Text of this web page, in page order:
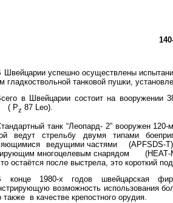
Швейцарии успешно осуществлены
гладкоствольной танковой пушки,
в Швейцарии состоит на вооружении
( Pz 87 Leo).
танк “Леопард- 2”вооружен 120-
ведут стрельбу двумя типами
ведущими частями (APFSDS-T
многоцелевым снарядом
(НЕАТ-
остаётся после выстрела, это короткий
конце 1980-х годов швейцарская
возможность использования
также в качестве крепостного орудия.